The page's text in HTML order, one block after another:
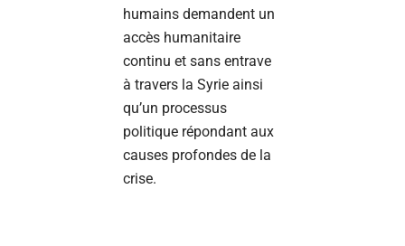
humains demandent un
accès humanitaire
continu et sans entrave
à travers la Syrie ainsi
qu’un processus
politique répondant aux
causes profondes de la
crise.